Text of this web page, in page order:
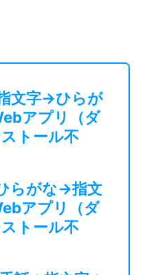
文字→ひらが
アプリ（ダ
トール不
らがな→指文
アプリ（ダ
トール不